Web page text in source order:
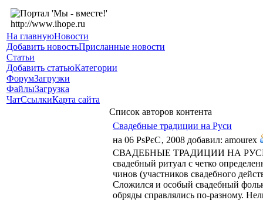
На главнуюНовости
Добавить новостьПрисланные новости
Статьи
Добавить статьюКатегории
ФорумЗагрузки
ФайлыЗагрузка
ЧатСсылкиКарта сайта
Список авторов контента
Свадебные традиции на Руси
на 06 РѕРєС‚ 2008 добавил: amourex
СВАДЕБНЫЕ ТРАДИЦИИ НА РУСИ В
свадебный ритуал с четко
чинов (участников свадебного
Сложился и особый свадебный
обряды справлялись по-разному.